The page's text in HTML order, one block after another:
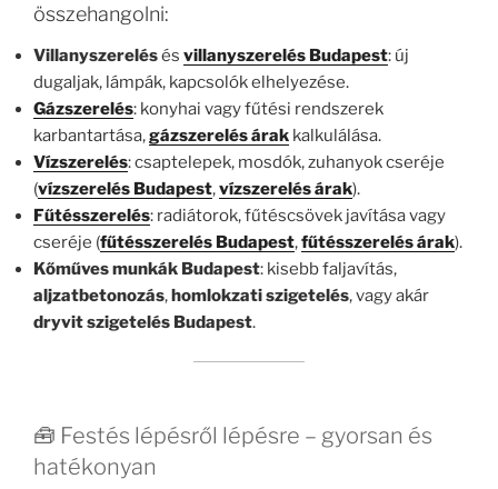
összehangolni:
Villanyszerelésés villanyszerelés Budapest: új
dugaljak, lámpák, kapcsolók elhelyezése.
Gázszerelés: konyhai vagy fűtési rendszerek
karbantartása,gázszerelés árak kalkulálása.
Vízszerelés: csaptelepek, mosdók, zuhanyok cseréje
(vízszerelés Budapest,vízszerelés árak).
Fűtésszerelés: radiátorok, fűtéscsövek javítása vagy
cseréje (fűtésszerelés Budapest,fűtésszerelés árak).
Kőműves munkák Budapest: kisebb faljavítás,
aljzatbetonozás, homlokzati szigetelés, vagy akár
dryvit szigetelés Budapest.
🧰 Festés lépésről lépésre – gyorsan és
hatékonyan